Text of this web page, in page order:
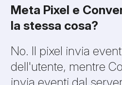
Meta Pixel e
la stessa cosa?
No. Il pixel invia
dell'utente, mentre
invia eventi dal